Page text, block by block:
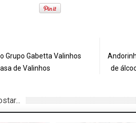
Grupo Gabetta Valinhos
de Valinhos
de